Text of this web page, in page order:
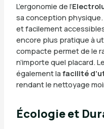
L’ergonomie de l’
sa conception
et facilement
encore plus pratique à
compacte permet de le
n’importe quel placard.
également la facilité
rendant le nettoyage
Écologie et